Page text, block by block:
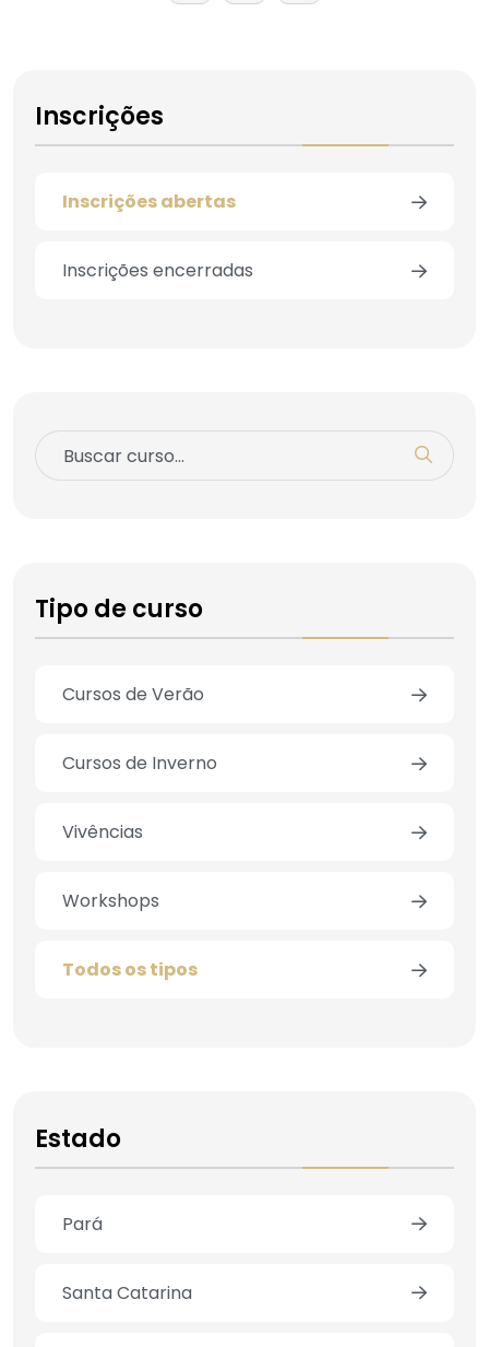
Inscrições
Inscrições abertas
Inscrições encerradas
Tipo de curso
Cursos de Verão
Cursos de Inverno
Vivências
Workshops
Todos os tipos
Estado
Pará
Santa Catarina